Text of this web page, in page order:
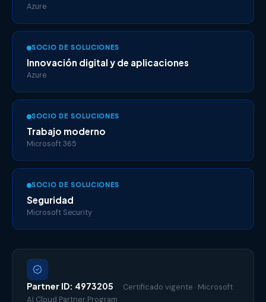
Azure
SOCIO DE SOLUCIONES
Innovación digital y de aplicaciones
Azure
SOCIO DE SOLUCIONES
Trabajo moderno
Microsoft 365
SOCIO DE SOLUCIONES
Seguridad
Microsoft Security
Partner ID: 4973205
Certificado vigente · Microsoft
AI Cloud Partner Program